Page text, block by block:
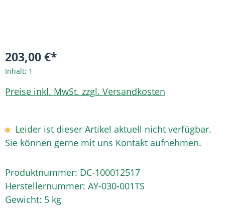
203,00 €*
Inhalt: 1
Preise inkl. MwSt. zzgl. Versandkosten
Leider ist dieser Artikel aktuell nicht verfügbar.
Sie können gerne mit uns Kontakt aufnehmen.
Produktnummer: DC-100012517
Herstellernummer: AY-030-001TS
Gewicht: 5 kg